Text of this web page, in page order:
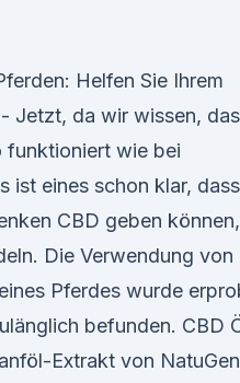
Helfen Sie Ihrem
Jetzt, da wir wissen,
funktioniert wie bei
ist eines schon klar, dass
CBD geben können,
Die Verwendung von
Pferdes wurde
befunden. CBD
Extrakt von